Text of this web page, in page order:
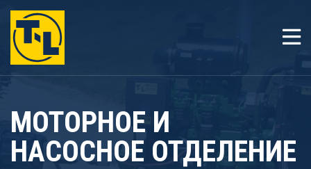
ДОМ
ТОВАРЫ
КОМПАНИЯ
МОТОРНОЕ И
НАСОСНОЕ ОТДЕЛЕНИЕ